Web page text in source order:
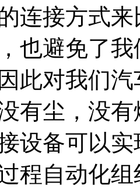
连接方式
也避免了
此对我们
有尘，没
设备可以
程自动化